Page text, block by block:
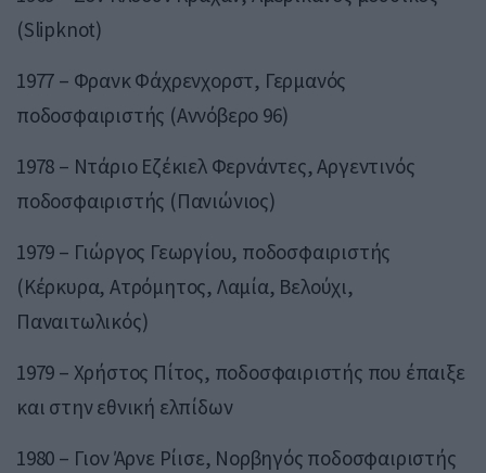
(Slipknot)
1977 – Φρανκ Φάχρενχορστ, Γερμανός
ποδοσφαιριστής (Αννόβερο 96)
1978 – Ντάριο Εζέκιελ Φερνάντες, Αργεντινός
ποδοσφαιριστής (Πανιώνιος)
1979 – Γιώργος Γεωργίου, ποδοσφαιριστής
(Κέρκυρα, Ατρόμητος, Λαμία, Βελούχι,
Παναιτωλικός)
1979 – Χρήστος Πίτος, ποδοσφαιριστής που έπαιξε
και στην εθνική ελπίδων
1980 – Γιον Άρνε Ρίισε, Νορβηγός ποδοσφαιριστής